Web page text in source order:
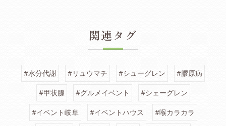
関連タグ
#水分代謝 #リュウマチ #シューグレン #膠原病
#甲状腺 #グルメイベント #シェーグレン
#イベント岐阜 #イベントハウス #喉カラカラ